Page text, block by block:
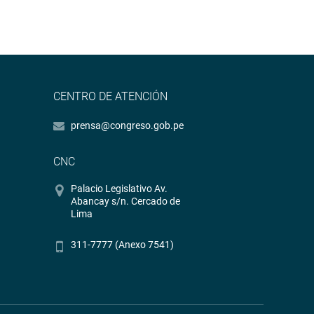
CENTRO DE ATENCIÓN
prensa@congreso.gob.pe
CNC
Palacio Legislativo Av.
Abancay s/n. Cercado de
Lima
311-7777 (Anexo 7541)